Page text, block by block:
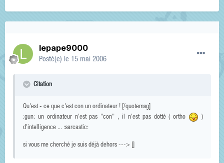
lepape9000
Posté(e) le 15 mai 2006
Citation
Qu'est - ce que c'est con un ordinateur ! [/quotemsg]
:gun: un ordinateur n'est pas "con" , il n'est pas dotté ( ortho
)
d'intelligence ... :sarcastic:
si vous me cherché je suis déjà dehors ---> []